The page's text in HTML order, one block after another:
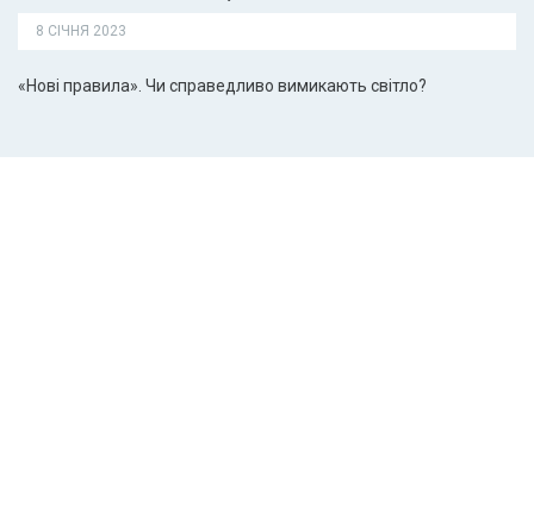
8 СІЧНЯ 2023
«Нові правила». Чи справедливо вимикають світло?